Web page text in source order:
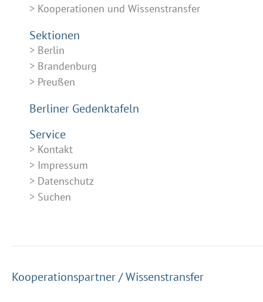
Kooperationen und Wissenstransfer
Sektionen
Berlin
Brandenburg
Preußen
Berliner Gedenktafeln
Service
Kontakt
Impressum
Datenschutz
Suchen
Kooperationspartner / Wissenstransfer